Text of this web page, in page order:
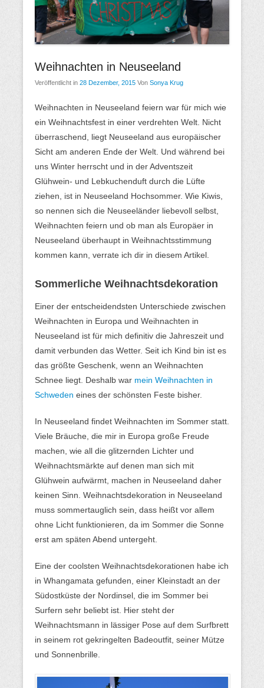
Weihnachten in Neuseeland
Veröffentlicht in 28 Dezember, 2015 Von Sonya Krug
Weihnachten in Neuseeland feiern war für mich wie
ein Weihnachtsfest in einer verdrehten Welt. Nicht
überraschend, liegt Neuseeland aus europäischer
Sicht am anderen Ende der Welt. Und während bei
uns Winter herrscht und in der Adventszeit
Glühwein- und Lebkuchenduft durch die Lüfte
ziehen, ist in Neuseeland Hochsommer. Wie Kiwis,
so nennen sich die Neuseeländer liebevoll selbst,
Weihnachten feiern und ob man als Europäer in
Neuseeland überhaupt in Weihnachtsstimmung
kommen kann, verrate ich dir in diesem Artikel.
Sommerliche Weihnachtsdekoration
Einer der entscheidendsten Unterschiede zwischen
Weihnachten in Europa und Weihnachten in
Neuseeland ist für mich definitiv die Jahreszeit und
damit verbunden das Wetter. Seit ich Kind bin ist es
das größte Geschenk, wenn an Weihnachten
Schnee liegt. Deshalb war mein Weihnachten in
Schweden eines der schönsten Feste bisher.
In Neuseeland findet Weihnachten im Sommer statt.
Viele Bräuche, die mir in Europa große Freude
machen, wie all die glitzernden Lichter und
Weihnachtsmärkte auf denen man sich mit
Glühwein aufwärmt, machen in Neuseeland daher
keinen Sinn. Weihnachtsdekoration in Neuseeland
muss sommertauglich sein, dass heißt vor allem
ohne Licht funktionieren, da im Sommer die Sonne
erst am späten Abend untergeht.
Eine der coolsten Weihnachtsdekorationen habe ich
in Whangamata gefunden, einer Kleinstadt an der
Südostküste der Nordinsel, die im Sommer bei
Surfern sehr beliebt ist. Hier steht der
Weihnachtsmann in lässiger Pose auf dem Surfbrett
in seinem rot gekringelten Badeoutfit, seiner Mütze
und Sonnenbrille.